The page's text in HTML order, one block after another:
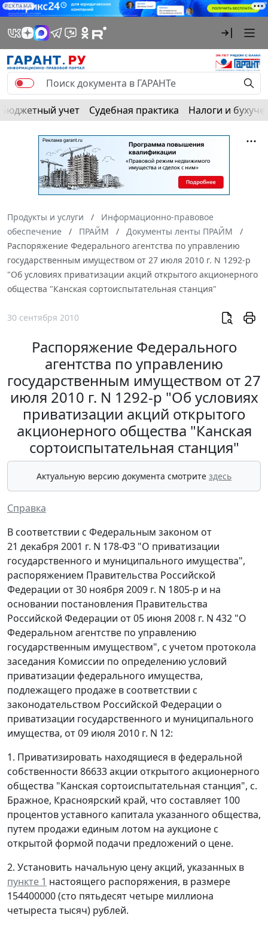
РЕКЛАМА
Бюджетный учет Судебная практика Налоги и
Продукты и услуги
Информационно-правовое
обеспечение
ПРАЙМ
Документы ленты ПРАЙМ
Распоряжение Федерального агентства по управлению
государственным имуществом от 27 июля 2010 г. N 1292-р
"Об условиях приватизации акций открытого акционерного
общества "Канская сортоиспытательная станция"
30 сентября 2010
Распоряжение Федерального
агентства по управлению
государственным имуществом от 27
июля 2010 г. N 1292-р "Об условиях
приватизации акций открытого
акционерного общества "Канская
сортоиспытательная станция"
Актуальную версию документа смотрите здесь
Справка
В соответствии с Федеральным законом от
21 декабря 2001 г. N 178-ФЗ "О приватизации
государственного и муниципального имущества",
распоряжением Правительства Российской
Федерации от 30 ноября 2009 г. N 1805-р и на
основании постановления Правительства
Российской Федерации от 05 июня 2008 г. N 432 "О
Федеральном агентстве по управлению
государственным имуществом", с учетом протокола
заседания Комиссии по определению условий
приватизации федерального имущества,
подлежащего продаже в соответствии с
законодательством Российской Федерации о
приватизации государственного и муниципального
имущества, от 09 июля 2010 г. N 12:
1. Приватизировать находящиеся в федеральной
собственности 86633 акции открытого акционерного
общества "Канская сортоиспытательная станция", с.
Бражное, Красноярский край, что составляет 100
процентов уставного капитала указанного общества,
путем продажи единым лотом на аукционе с
открытой формой подачи предложений о цене.
2. Установить начальную цену акций, указанных в
пункте 1 настоящего распоряжения, в размере
154400000 (сто пятьдесят четыре миллиона
четыреста тысяч) рублей.